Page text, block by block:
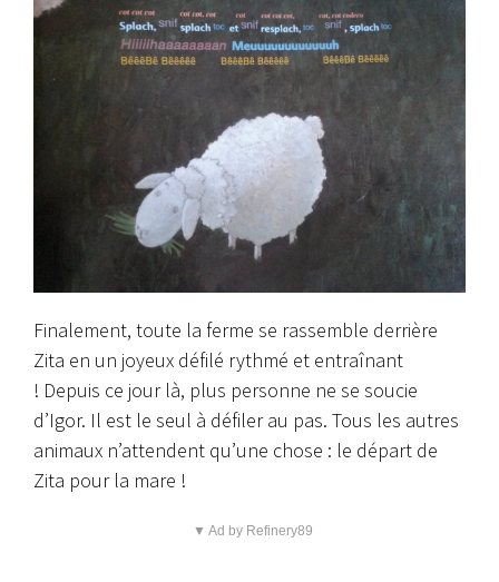
Finalement, toute la ferme se rassemble derrière
Zita en un joyeux défilé rythmé et entraînant
! Depuis ce jour là, plus personne ne se soucie
d’Igor. Il est le seul à défiler au pas. Tous les autres
animaux n’attendent qu’une chose : le départ de
Zita pour la mare !
▼ Ad by Refinery89